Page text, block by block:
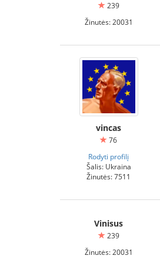
239
Žinutės: 20031
vincas
76
Rodyti profilį
Šalis: Ukraina
Žinutės: 7511
Vinisus
239
Žinutės: 20031